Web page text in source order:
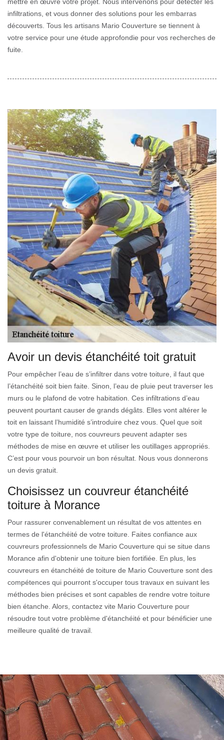
infiltrations, et vous donner des solutions pour les embarras
découverts. Tous les artisans Mario Couverture se tiennent à
votre service pour une étude approfondie pour vos recherches de
fuite.
Avoir un devis étanchéité toit gratuit
Pour empêcher l’eau de s’infiltrer dans votre toiture, il faut que
l’étanchéité soit bien faite. Sinon, l’eau de pluie peut traverser les
murs ou le plafond de votre habitation. Ces infiltrations d’eau
peuvent pourtant causer de grands dégâts. Elles vont altérer le
toit en laissant l’humidité s’introduire chez vous. Quel que soit
votre type de toiture, nos couvreurs peuvent adapter ses
méthodes de mise en œuvre et utiliser les outillages appropriés.
C’est pour vous pourvoir un bon résultat. Nous vous donnerons
un devis gratuit.
Choisissez un couvreur étanchéité
toiture à Morance
Pour rassurer convenablement un résultat de vos attentes en
termes de l'étanchéité de votre toiture. Faites confiance aux
couvreurs professionnels de Mario Couverture qui se situe dans
Morance afin d'obtenir une toiture bien fortifiée. En plus, les
couvreurs en étanchéité de toiture de Mario Couverture sont des
compétences qui pourront s'occuper tous travaux en suivant les
méthodes bien précises et sont capables de rendre votre toiture
bien étanche. Alors, contactez vite Mario Couverture pour
résoudre tout votre problème d'étanchéité et pour bénéficier une
meilleure qualité de travail.